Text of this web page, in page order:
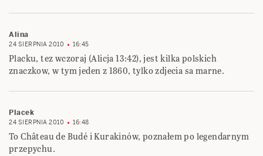
Alina
24 SIERPNIA 2010 16:45
Placku, tez wczoraj (Alicja 13:42), jest kilka polskich
znaczkow, w tym jeden z 1860, tylko zdjecia sa marne.
Placek
24 SIERPNIA 2010 16:48
To Château de Budé i Kurakinów, poznałem po legendarnym
przepychu.